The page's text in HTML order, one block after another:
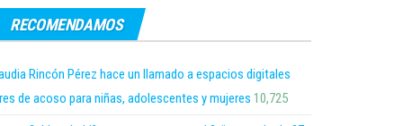
RECOMENDAMOS
Rincón Pérez hace un llamado a espacios digitales
de acoso para niñas, adolescentes y mujeres 10,725